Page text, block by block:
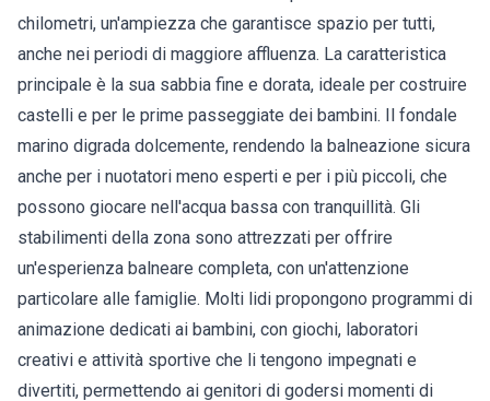
chilometri, un'ampiezza che garantisce spazio per tutti,
anche nei periodi di maggiore affluenza. La caratteristica
principale è la sua sabbia fine e dorata, ideale per costruire
castelli e per le prime passeggiate dei bambini. Il fondale
marino digrada dolcemente, rendendo la balneazione sicura
anche per i nuotatori meno esperti e per i più piccoli, che
possono giocare nell'acqua bassa con tranquillità. Gli
stabilimenti della zona sono attrezzati per offrire
un'esperienza balneare completa, con un'attenzione
particolare alle famiglie. Molti lidi propongono programmi di
animazione dedicati ai bambini, con giochi, laboratori
creativi e attività sportive che li tengono impegnati e
divertiti, permettendo ai genitori di godersi momenti di